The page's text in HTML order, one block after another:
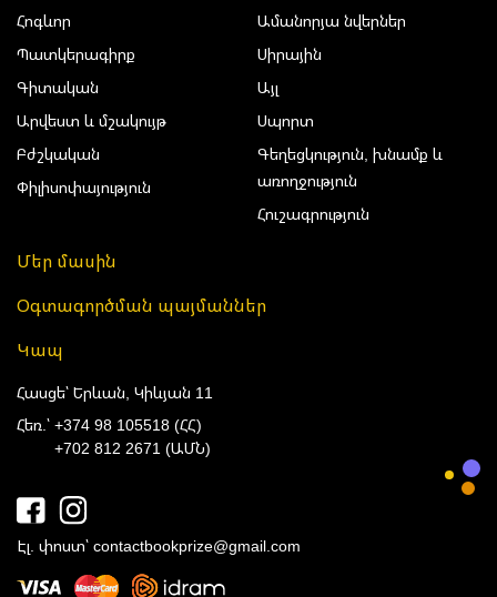
Հոգևոր
Պատկերագիրք
Գիտական
Արվեստ և մշակույթ
Բժշկական
Փիլիսոփայություն
Ամանորյա նվերներ
Սիրային
Այլ
Սպորտ
Գեղեցկություն, խնամք և
առողջություն
Հուշագրություն
Մեր մասին
Օգտագործման պայմաններ
Կապ
Հասցե՝ Երևան, Կիևյան 11
Հեռ.՝ +374 98 105518 (ՀՀ)
+702 812 2671 (ԱՄՆ)
Էլ. փոստ՝ contactbookprize@gmail.com